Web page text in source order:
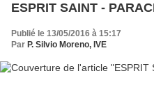
ESPRIT SAINT -
Publié le 13/05/2016 à 15:17
Par P. Silvio Moreno, IVE